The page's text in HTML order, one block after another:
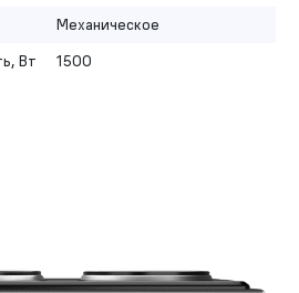
Механическое
Вт
1500